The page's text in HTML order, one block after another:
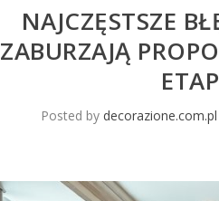
NAJCZĘSTSZE
ZABURZAJĄ
Posted by decorazione.com.pl